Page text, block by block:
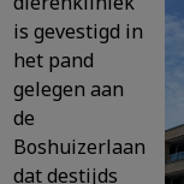
is gevestigd in
het pand
gelegen aan
de
Boshuizerlaan
dat destijds